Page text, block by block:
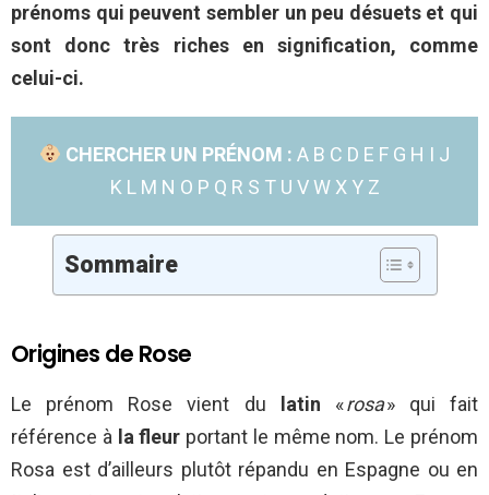
prénoms qui peuvent sembler un peu désuets et qui
sont donc très riches en signification, comme
celui-ci.
CHERCHER UN PRÉNOM : A B C D E F G H I J
K L M N O P Q R S T U V W X Y Z
Sommaire
Origines de Rose
Le prénom Rose vient du latin «rosa» qui fait
référence à la fleur portant le même nom. Le prénom
Rosa est d’ailleurs plutôt répandu en Espagne ou en